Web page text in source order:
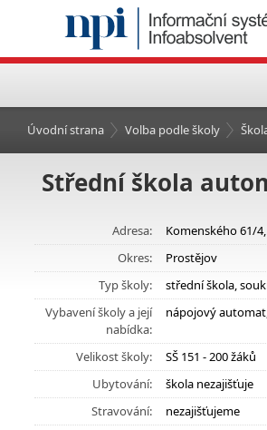
Úvodní strana Volba podle školy
Střední škola
Adresa:
Komenského 61/
Okres:
Prostějov
Typ školy:
střední škola,
Vybavení školy a její
nabídka:
nápojový
Velikost školy:
SŠ 151 - 200 žáků
Ubytování:
škola nezajišťuje
Stravování:
nezajišťujeme